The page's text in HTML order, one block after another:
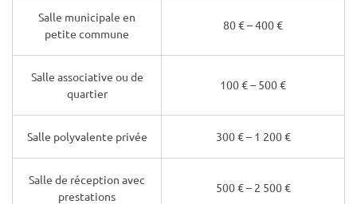
Salle municipale en
petite commune
80 € – 400 €
Salle associative ou de
quartier
100 € – 500 €
Salle polyvalente privée 300 € – 1 200 €
Salle de réception avec
prestations
500 € – 2 500 €